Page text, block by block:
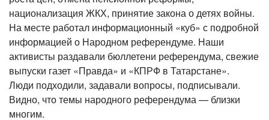
национализация ЖКХ, принятие закона о детях войны.
На месте работал информационный «куб» с подробной
информацией о Народном референдуме. Наши
активисты раздавали бюллетени референдума, свежие
выпуски газет «Правда» и «КПРФ в Татарстане».
Люди подходили, задавали вопросы, подписывали.
Видно, что темы народного референдума — близки
многим.